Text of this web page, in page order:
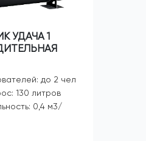
УДАЧА 1
до 2 чел
130 литров
0,4 м3/